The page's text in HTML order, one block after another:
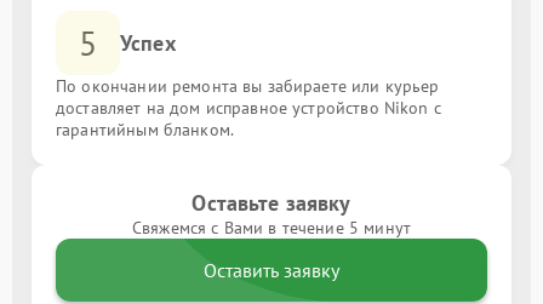
5 Успех
По окончании ремонта вы забираете или курьер
доставляет на дом исправное устройство Nikon с
гарантийным бланком.
Оставьте заявку
Свяжемся с Вами в течение 5 минут
Оставить заявку